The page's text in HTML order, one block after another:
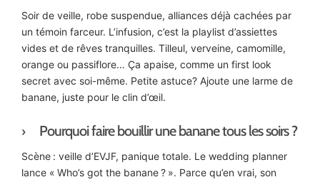
Soir de veille, robe suspendue, alliances déjà cachées par
un témoin farceur. L’infusion, c’est la playlist d’assiettes
vides et de rêves tranquilles. Tilleul, verveine, camomille,
orange ou passiflore… Ça apaise, comme un first look
secret avec soi-même. Petite astuce? Ajoute une larme de
banane, juste pour le clin d’œil.
Pourquoi faire bouillir une banane tous les soirs ?
Scène : veille d’EVJF, panique totale. Le wedding planner
lance « Who’s got the banane ? ». Parce qu’en vrai, son